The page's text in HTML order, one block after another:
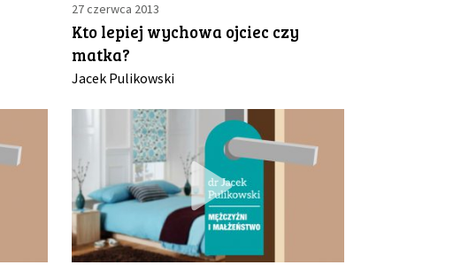
27 czerwca 2013
Kto lepiej wychowa ojciec czy
matka?
Jacek Pulikowski